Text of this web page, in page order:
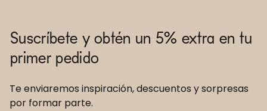
Suscríbete y obtén un 5% extra en tu
primer pedido
Te enviaremos inspiración, descuentos y sorpresas
por formar parte.